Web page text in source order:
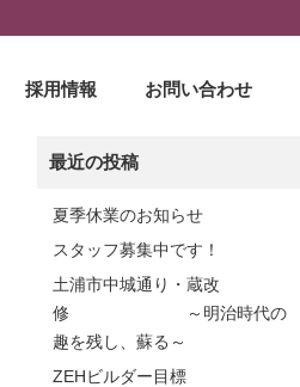
採用情報 お問い合わせ
最近の投稿
夏季休業のお知らせ
スタッフ募集中です！
土浦市中城通り・蔵改
修 ～明治時代の
趣を残し、蘇る～
ZEHビルダー目標